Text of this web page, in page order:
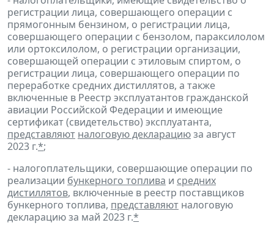
регистрации лица, совершающего операции с
прямогонным бензином, о регистрации лица,
совершающего операции с бензолом, параксилолом
или ортоксилолом, о регистрации организации,
совершающей операции с этиловым спиртом, о
регистрации лица, совершающего операции по
переработке средних дистиллятов, а также
включенные в Реестр эксплуатантов гражданской
авиации Российской Федерации и имеющие
сертификат (свидетельство) эксплуатанта,
представляют налоговую декларациюза август
2023 г.*;
- налогоплательщики, совершающие операции по
реализации бункерного топлива и средних
дистиллятов, включенные в реестр поставщиков
бункерного топлива, представляют налоговую
декларацию за май 2023 г.*